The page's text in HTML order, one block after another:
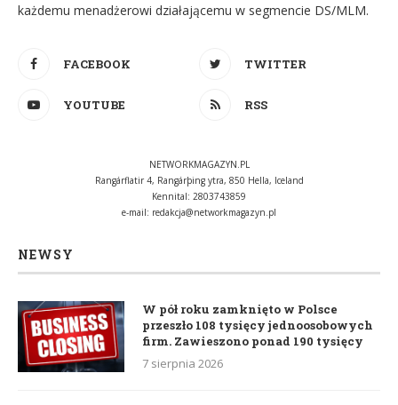
każdemu menadżerowi działającemu w segmencie DS/MLM.
FACEBOOK TWITTER
YOUTUBE RSS
NETWORKMAGAZYN.PL
Rangárflatir 4, Rangárþing ytra, 850 Hella, Iceland
Kennital: 2803743859
e-mail: redakcja@networkmagazyn.pl
NEWSY
W pół roku zamknięto w Polsce
przeszło 108 tysięcy jednoosobowych
firm. Zawieszono ponad 190 tysięcy
7 sierpnia 2026